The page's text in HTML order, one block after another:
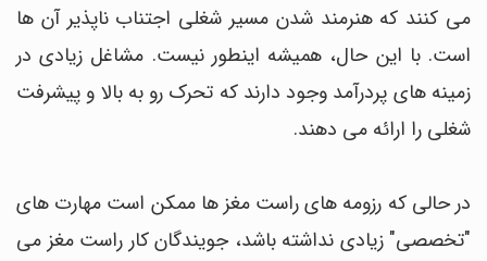
می کنند که هنرمند شدن مسیر شغلی اجتناب ناپذیر آن ها
است. با این حال، همیشه اینطور نیست. مشاغل زیادی در
زمینه های پردرآمد وجود دارند که تحرک رو به بالا و پیشرفت
شغلی را ارائه می دهند.
در حالی که رزومه های راست مغز ها ممکن است مهارت های
"تخصصی" زیادی نداشته باشد، جویندگان کار راست مغز می